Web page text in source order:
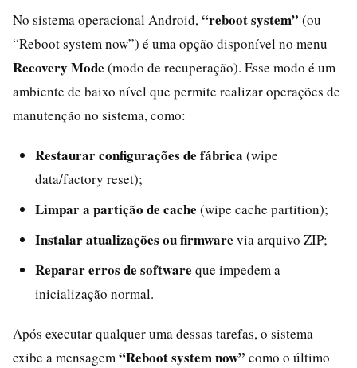
No sistema operacional Android, “reboot system” (ou
“Reboot system now”) é uma opção disponível no menu
Recovery Mode (modo de recuperação). Esse modo é um
ambiente de baixo nível que permite realizar operações de
manutenção no sistema, como:
Restaurar configurações de fábrica (wipe
data/factory reset);
Limpar a partição de cache (wipe cache partition);
Instalar atualizações ou firmware via arquivo ZIP;
Reparar erros de software que impedem a
inicialização normal.
Após executar qualquer uma dessas tarefas, o sistema
exibe a mensagem “Reboot system now” como o último